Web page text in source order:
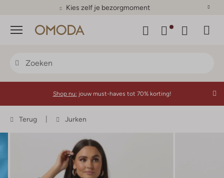
Kies zelf je bezorgmoment
Menu
Shop nu: jouw must-haves tot 70% korting!
Terug Jurken